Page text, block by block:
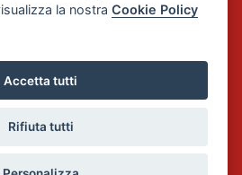
la nostraCookie Policy
Accetta tutti
Rifiuta tutti